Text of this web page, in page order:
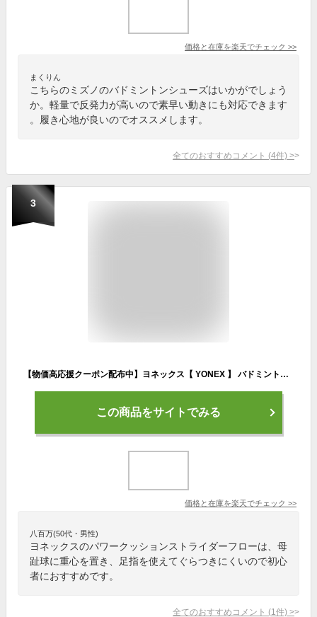
価格と在庫を楽天でチェック >>
まくりん
こちらのミズノのバドミントンシューズはいかがでしょう
か。軽量で反発力が高いので素早い動きにも対応できます
。履き心地が良いのでオススメします。
全てのおすすめコメント (4件) >
3
【物価高応援クーポン配布中】ヨネックス【 YONEX 】 バドミントンシューズ パワークッションストライダーフロー 2025年継続MODEL【 SHBSF1 ローカット POWER CUSHION STRIDER FLOW 3E 】【翌日配達対象】【メール便不可】[自社倉庫]
この商品をサイトでみる
価格と在庫を楽天でチェック >>
八百万(50代・男性)
ヨネックスのパワークッションストライダーフローは、母
趾球に重心を置き、足指を使えてぐらつきにくいので初心
者におすすめです。
全てのおすすめコメント (1 件) >